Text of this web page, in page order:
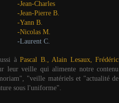
-Jean-Charles
-Jean-Pierre B.
-Yann B.
-Nicolas M.
-Laurent C.
àPascal B., Alain Lesaux, Frédéric
leur veille qui alimente notre contenu
"veille matériels et "actualité de
sous l'uniforme".